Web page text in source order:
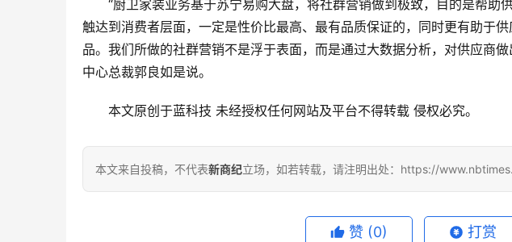
“厨卫家装业务基于苏宁易购大盘，将社群营销做到极致，目的是帮助
触达到消费者层面，一定是性价比最高、最有品质保证的，同时更有助于
品。我们所做的社群营销不是浮于表面，而是通过大数据分析，对供应商
中心总裁郭良如是说。
本文原创于蓝科技 未经授权任何网站及平台不得转载 侵权必究。
本文来自投稿，不代表新商纪立场，如若转载，请注明出处：https://
赞 (0) 打赏